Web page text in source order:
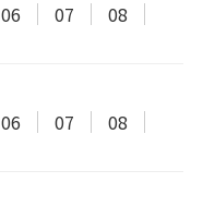
06 07
08
06 07
08